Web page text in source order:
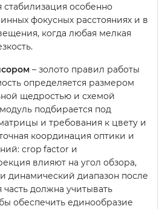
особенно
фокусных расстояниях и в
когда любая мелкая
– золото правил работы
определяется размером
щедростью и схемой
подбирается под
и требования к цвету и
координация оптики и
crop factor и
влияют на угол обзора,
динамический диапазон после
должна учитывать
обеспечить единообразие